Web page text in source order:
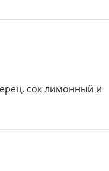
сок лимонный и